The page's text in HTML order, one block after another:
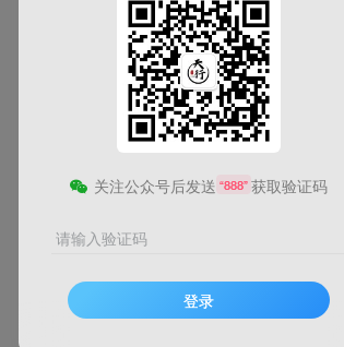
关注公众号后发送 “888” 获取验证码
请输入验证码
登录